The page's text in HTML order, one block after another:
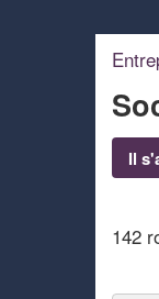
Il
142